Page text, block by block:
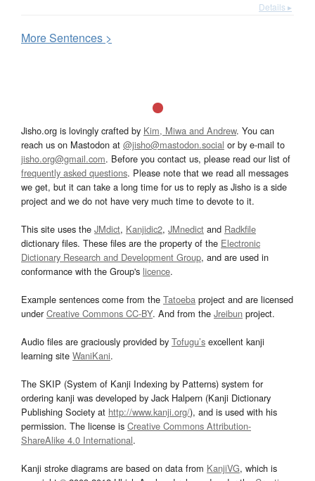
Details ▸
MoreSentences >
Jisho.org is lovingly crafted by Kim, Miwa and Andrew. You can
reach us on Mastodon at @jisho@mastodon.social or by e-mail to
jisho.org@gmail.com. Before you contact us, please read our list of
frequently asked questions. Please note that we read all messages
we get, but it can take a long time for us to reply as Jisho is a side
project and we do not have very much time to devote to it.
This site uses the JMdict, Kanjidic2, JMnedict and Radkfile
dictionary files. These files are the property of the Electronic
Dictionary Research and Development Group, and are used in
conformance with the Group's licence.
Example sentences come from the Tatoeba project and are licensed
underCreative Commons CC-BY. And from the Jreibun project.
Audio files are graciously provided by Tofugu’s excellent kanji
learning site WaniKani.
The SKIP (System of Kanji Indexing by Patterns) system for
ordering kanji was developed by Jack Halpern (Kanji Dictionary
Publishing Society at http://www.kanji.org/), and is used with his
permission. The license is Creative Commons Attribution-
ShareAlike 4.0 International.
Kanji stroke diagrams are based on data from KanjiVG, which is